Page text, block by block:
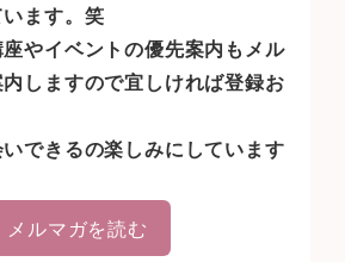
ます。笑
やイベントの優先案内もメル
しますので宜しければ登録お
できるの楽しみにしています
メルマガを読む